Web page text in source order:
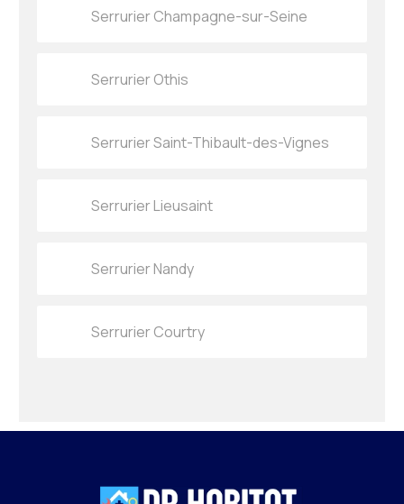
Serrurier Champagne-sur-Seine
Serrurier Othis
Serrurier Saint-Thibault-des-Vignes
Serrurier Lieusaint
Serrurier Nandy
Serrurier Courtry